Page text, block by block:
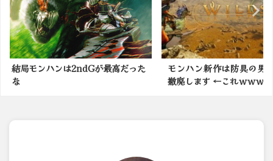
最高だった
モンハン新作は防具の男女制限を
モンハン
かったモン